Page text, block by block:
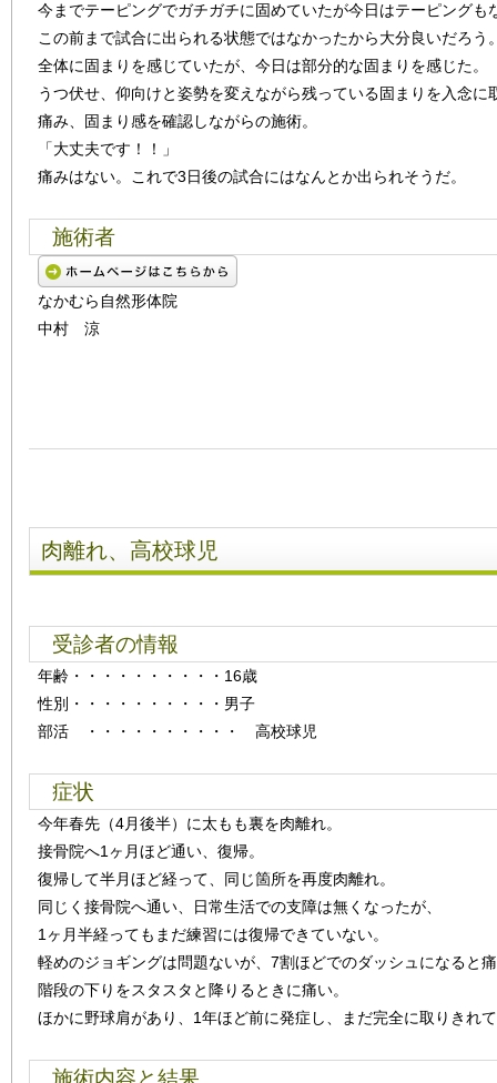
今までテーピングでガチガチに固めていたが今日はテーピングも
この前まで試合に出られる状態ではなかったから大分良いだろう
全体に固まりを感じていたが、今日は部分的な固まりを感じた。
うつ伏せ、仰向けと姿勢を変えながら残っている固まりを入念に
痛み、固まり感を確認しながらの施術。
「大丈夫です！！」
痛みはない。これで3日後の試合にはなんとか出られそうだ。
施術者
なかむら自然形体院
中村 涼
肉離れ、高校球児
受診者の情報
年齢 ・・・・・・・・・・ 16歳
性別 ・・・・・・・・・・ 男子
部活 ・・・・・・・・・・ 高校球児
症状
今年春先（4月後半）に太もも裏を肉離れ。
接骨院へ1ヶ月ほど通い、復帰。
復帰して半月ほど経って、同じ箇所を再度肉離れ。
同じく接骨院へ通い、日常生活での支障は無くなったが、
1ヶ月半経ってもまだ練習には復帰できていない。
軽めのジョギングは問題ないが、7割ほどでのダッシュになると
階段の下りをスタスタと降りるときに痛い。
ほかに野球肩があり、1年ほど前に発症し、まだ完全に取りきれ
施術内容と結果